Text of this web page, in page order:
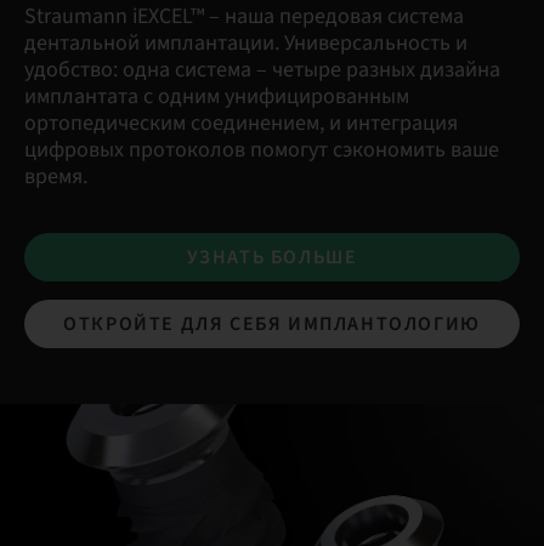
Straumann iEXCEL™ – наша передовая система
дентальной имплантации. Универсальность и
удобство: одна система – четыре разных дизайна
имплантата с одним унифицированным
ортопедическим соединением, и интеграция
цифровых протоколов помогут сэкономить ваше
время.
УЗНАТЬ БОЛЬШЕ
ОТКРОЙТЕ ДЛЯ СЕБЯ ИМПЛАНТОЛОГИЮ